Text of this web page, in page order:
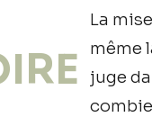
La
même
juge